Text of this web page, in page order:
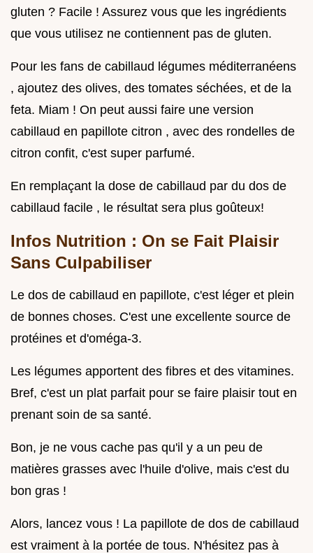
gluten ? Facile ! Assurez vous que les ingrédients
que vous utilisez ne contiennent pas de gluten.
Pour les fans de cabillaud légumes méditerranéens
, ajoutez des olives, des tomates séchées, et de la
feta. Miam ! On peut aussi faire une version
cabillaud en papillote citron , avec des rondelles de
citron confit, c'est super parfumé.
En remplaçant la dose de cabillaud par du dos de
cabillaud facile , le résultat sera plus goûteux!
Infos Nutrition : On se Fait Plaisir
Sans Culpabiliser
Le dos de cabillaud en papillote, c'est léger et plein
de bonnes choses. C'est une excellente source de
protéines et d'oméga-3.
Les légumes apportent des fibres et des vitamines.
Bref, c'est un plat parfait pour se faire plaisir tout en
prenant soin de sa santé.
Bon, je ne vous cache pas qu'il y a un peu de
matières grasses avec l'huile d'olive, mais c'est du
bon gras !
Alors, lancez vous ! La papillote de dos de cabillaud
est vraiment à la portée de tous. N'hésitez pas à